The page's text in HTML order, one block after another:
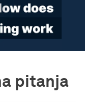
pitanja